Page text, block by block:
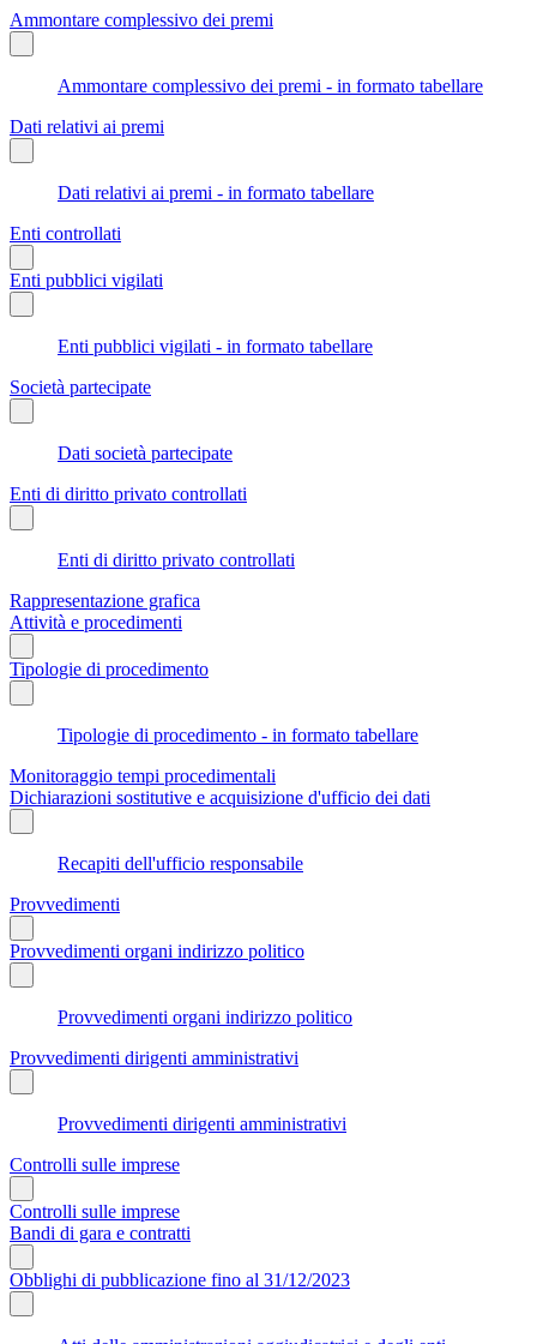
Ammontare complessivo dei premi
Ammontare complessivo dei premi - in formato tabellare
Dati relativi ai premi
Dati relativi ai premi - in formato tabellare
Enti controllati
Enti pubblici vigilati
Enti pubblici vigilati - in formato tabellare
Società partecipate
Dati società partecipate
Enti di diritto privato controllati
Enti di diritto privato controllati
Rappresentazione grafica
Attività e procedimenti
Tipologie di procedimento
Tipologie di procedimento - in formato tabellare
Monitoraggio tempi procedimentali
Dichiarazioni sostitutive e acquisizione d'ufficio dei dati
Recapiti dell'ufficio responsabile
Provvedimenti
Provvedimenti organi indirizzo politico
Provvedimenti organi indirizzo politico
Provvedimenti dirigenti amministrativi
Provvedimenti dirigenti amministrativi
Controlli sulle imprese
Controlli sulle imprese
Bandi di gara e contratti
Obblighi di pubblicazione fino al 31/12/2023